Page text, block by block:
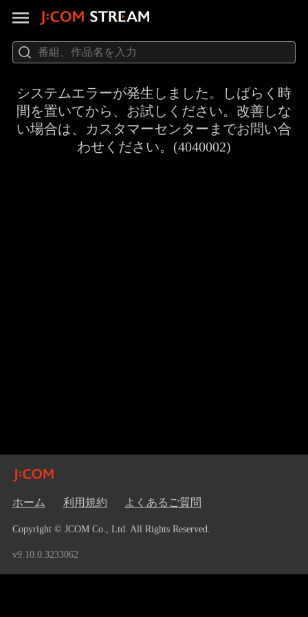
システムエラーが発生しました。しばらく時
間を置いてから、お試しください。改善しな
い場合は、カスタマーセンターまでお問い合
わせください。(4040002)
ホーム 利用規約 よくあるご質問
Copyright © JCOM Co., Ltd. All Rights Reserved.
v9.10.0.3233062